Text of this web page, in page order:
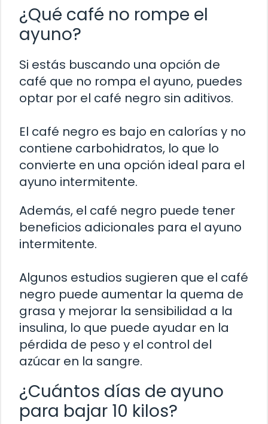
¿Qué café no rompe el
ayuno?
Si estás buscando una opción de
café que no rompa el ayuno, puedes
optar por el café negro sin aditivos.
El café negro es bajo en calorías y no
contiene carbohidratos, lo que lo
convierte en una opción ideal para el
ayuno intermitente.
Además, el café negro puede tener
beneficios adicionales para el ayuno
intermitente.
Algunos estudios sugieren que el café
negro puede aumentar la quema de
grasa y mejorar la sensibilidad a la
insulina, lo que puede ayudar en la
pérdida de peso y el control del
azúcar en la sangre.
¿Cuántos días de ayuno
para bajar 10 kilos?